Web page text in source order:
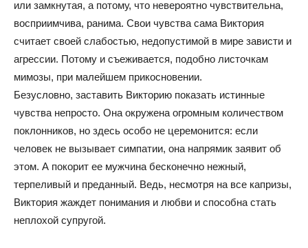
или замкнутая, а потому, что невероятно чувствительна,
восприимчива, ранима. Свои чувства сама Виктория
считает своей слабостью, недопустимой в мире зависти и
агрессии. Потому и съеживается, подобно листочкам
мимозы, при малейшем прикосновении.
Безусловно, заставить Викторию показать истинные
чувства непросто. Она окружена огромным количеством
поклонников, но здесь особо не церемонится: если
человек не вызывает симпатии, она напрямик заявит об
этом. А покорит ее мужчина бесконечно нежный,
терпеливый и преданный. Ведь, несмотря на все капризы,
Виктория жаждет понимания и любви и способна стать
неплохой супругой.